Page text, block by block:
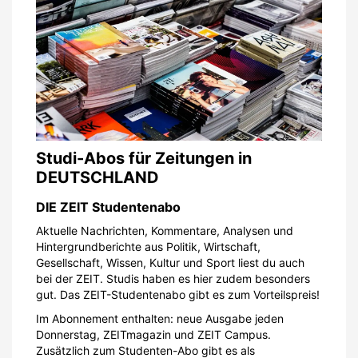
Studi-Abos für Zeitungen in
DEUTSCHLAND
DIE ZEIT Studentenabo
Aktuelle Nachrichten, Kommentare, Analysen und
Hintergrundberichte aus Politik, Wirtschaft,
Gesellschaft, Wissen, Kultur und Sport liest du auch
bei der ZEIT. Studis haben es hier zudem besonders
gut. Das ZEIT-Studentenabo gibt es zum Vorteilspreis!
Im Abonnement enthalten: neue Ausgabe jeden
Donnerstag, ZEITmagazin und ZEIT Campus.
Zusätzlich zum Studenten-Abo gibt es als